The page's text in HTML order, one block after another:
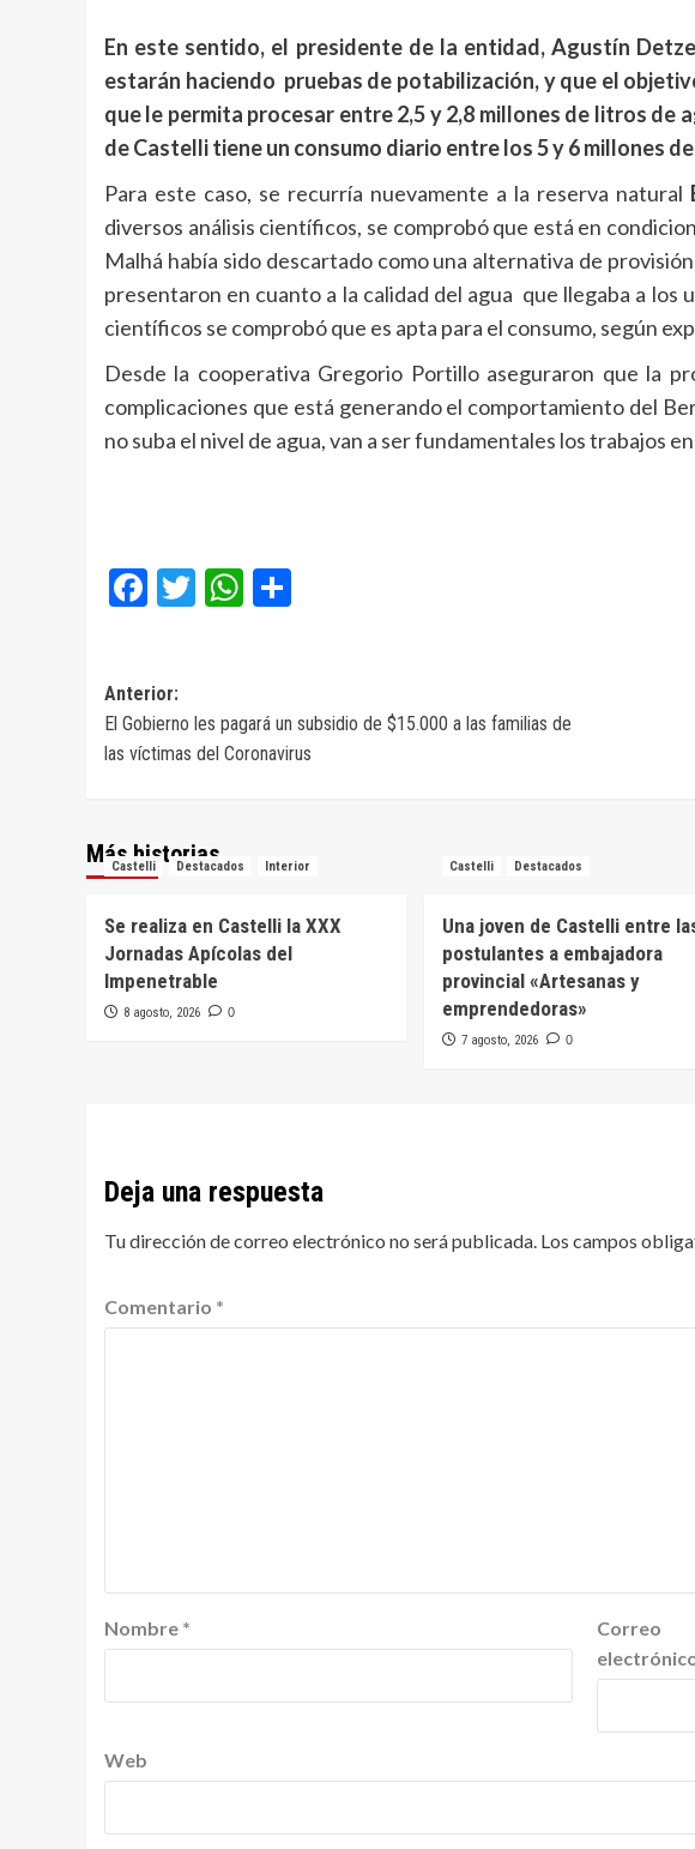
En este sentido, el presidente de la entidad, Agustín
estarán haciendo pruebas de potabilización, y que el
que le permita procesar entre 2,5 y 2,8 millones de litros de
de Castelli tiene un consumo diario entre los 5 y 6 millones
Para este caso, se recurría nuevamente a la reserva natural
diversos análisis científicos, se comprobó que está en
Malhá había sido descartado como una alternativa de
presentaron en cuanto a la calidad del agua que llegaba a los
científicos se comprobó que es apta para el consumo, según
Desde la cooperativa Gregorio Portillo aseguraron que la
complicaciones que está generando el comportamiento del
no suba el nivel de agua, van a ser fundamentales los trabajos
Facebook
TwitterWhatsApp
Navegación
de
Anterior:
El Gobierno les pagará un subsidio de $15.000 a las familias de
las víctimas del Coronavirus
Más historias
Castelli Destacados Interior
Se realiza en Castelli la XXX
Jornadas Apícolas del
Impenetrable
8 agosto, 2026 0
Castelli Destacados
Una joven de Castelli entre
postulantes a embajadora
provincial «Artesanas y
emprendedoras»
7 agosto, 2026 0
Deja una respuesta
Tu dirección de correo electrónico no será publicada. Los campos
Comentario *
Nombre *
Correo
Web